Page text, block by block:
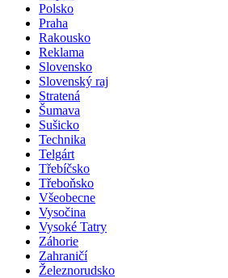
Polsko
Praha
Rakousko
Reklama
Slovensko
Slovenský raj
Stratená
Šumava
Sušicko
Technika
Telgárt
Třebíčsko
Třeboňsko
Všeobecne
Vysočina
Vysoké Tatry
Záhorie
Zahraničí
Železnorudsko